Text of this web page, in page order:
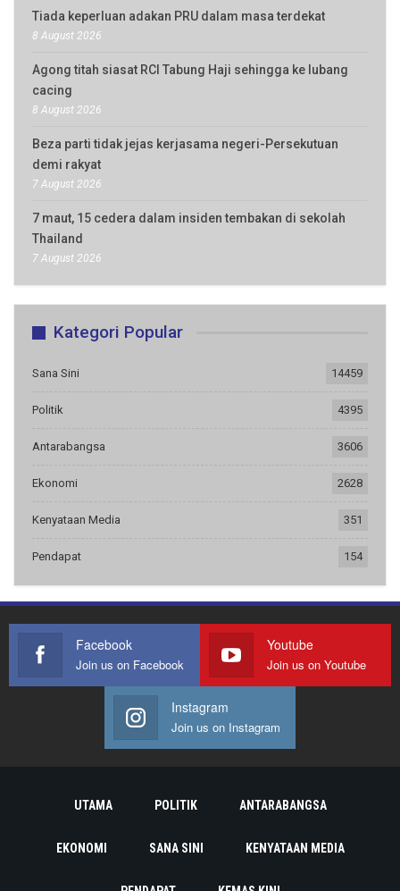
Tiada keperluan adakan PRU dalam masa terdekat
8 August 2026
Agong titah siasat RCI Tabung Haji sehingga ke lubang
cacing
8 August 2026
Beza parti tidak jejas kerjasama negeri-Persekutuan
demi rakyat
7 August 2026
7 maut, 15 cedera dalam insiden tembakan di sekolah
Thailand
7 August 2026
Kategori Popular
Sana Sini 14459
Politik 4395
Antarabangsa 3606
Ekonomi 2628
Kenyataan Media 351
Pendapat 154
Facebook
Join us on Facebook
Youtube
Join us on Youtube
Instagram
Join us on Instagram
UTAMA POLITIK ANTARABANGSA
EKONOMI SANA SINI KENYATAAN MEDIA